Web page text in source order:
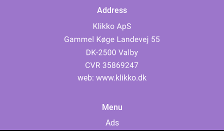
Address
web: www.klikko.dk
Menu
Ads